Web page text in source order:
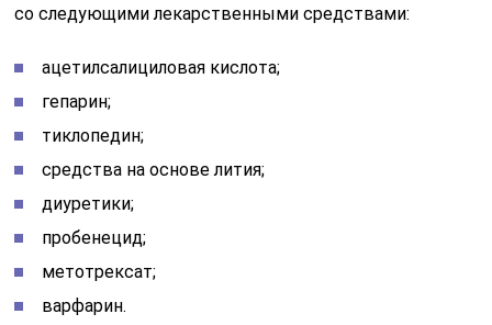
со следующими лекарственными средствами:
ацетилсалициловая кислота;
гепарин;
тиклопедин;
средства на основе лития;
диуретики;
пробенецид;
метотрексат;
варфарин.